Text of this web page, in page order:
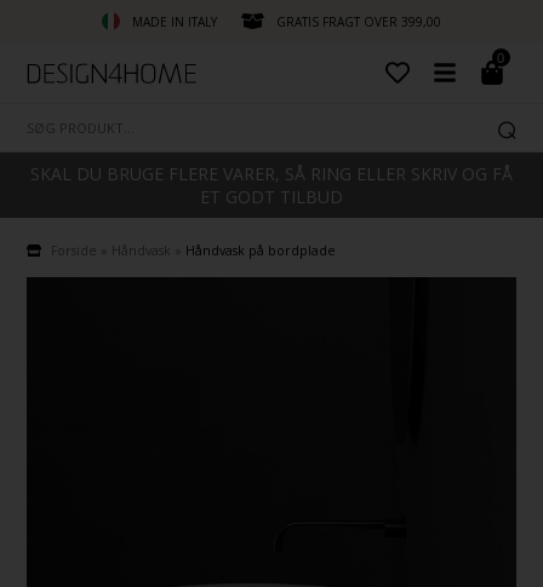
MADE IN ITALY GRATIS FRAGT OVER 399,00
0
SKAL DU BRUGE FLERE VARER, SÅ RING ELLER SKRIV OG FÅ
ET GODT TILBUD
Forside Håndvask Håndvask på bordplade